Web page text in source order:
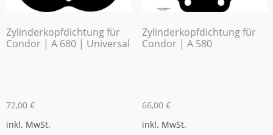
Zylinderkopfdichtung für
Condor | A 680 | Universal
72,00 €
inkl. MwSt.
Zylinderkopfdichtung für
Condor | A 580
66,00 €
inkl. MwSt.